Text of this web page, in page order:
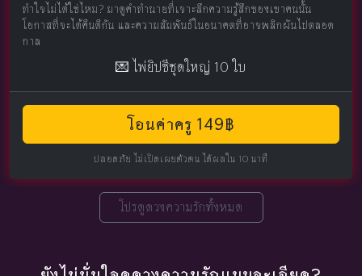
ทำใจไม่ได้ใช่ไหม? มาดูคำทำนายที่เจาะลึกความรู้สึกของเขาคนนั้น
โอกาสที่จะได้คืนดีกัน และความสัมพันธ์ในอนาคตที่อาจพลิกผันไปตลอด
กาล
💌 ไพ่ยิปซีชุดใหญ่ 10 ใบ
โอนค่าครู 149฿
ปลอดภัย ไม่เปิดเผยตัวตน ได้ผลใน 10 นาที
โปรดูดวงความรักทั้งหมด